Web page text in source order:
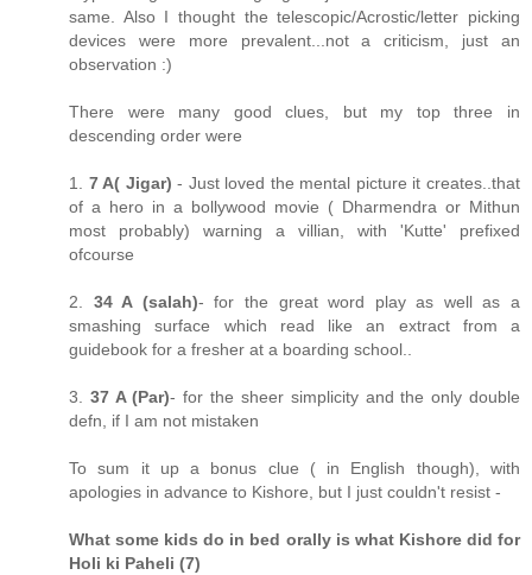
same. Also I thought the telescopic/Acrostic/letter picking
devices were more prevalent...not a criticism, just an
observation :)
There were many good clues, but my top three in
descending order were
1. 7 A( Jigar) - Just loved the mental picture it creates..that
of a hero in a bollywood movie ( Dharmendra or Mithun
most probably) warning a villian, with 'Kutte' prefixed
ofcourse
2. 34 A (salah)- for the great word play as well as a
smashing surface which read like an extract from a
guidebook for a fresher at a boarding school..
3. 37 A (Par)- for the sheer simplicity and the only double
defn, if I am not mistaken
To sum it up a bonus clue ( in English though), with
apologies in advance to Kishore, but I just couldn't resist -
What some kids do in bed orally is what Kishore did for
Holi ki Paheli (7)